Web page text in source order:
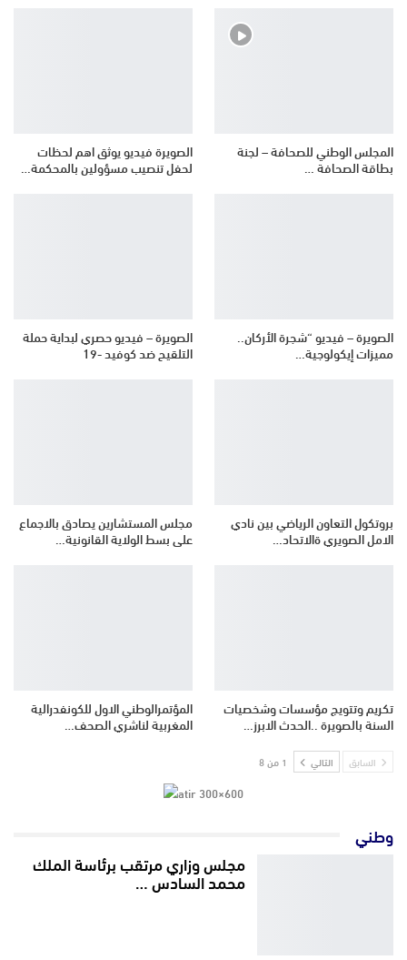
المجلس الوطني للصحافة – لجنة
بطاقة الصحافة …
الصويرة فيديو يوثق اهم لحظات
لحفل تنصيب مسؤولين بالمحكمة…
الصويرة – فيديو “شجرة الأركان..
مميزات إيكولوجية…
الصويرة – فيديو حصري لبداية حملة
التلقيح ضد كوفيد -19
بروتكول التعاون الرياضي بين نادي
الامل الصويري ةالاتحاد…
مجلس المستشارين يصادق بالاجماع
على بسط الولاية القانونية…
تكريم وتتويج مؤسسات وشخصيات
السنة بالصويرة ..الحدث الابرز…
المؤتمرالوطني الاول للكونفدرالية
المغربية لناشري الصحف…
السابق التالي 1 من 8
وطني
مجلس وزاري مرتقب برئاسة الملك
محمد السادس …